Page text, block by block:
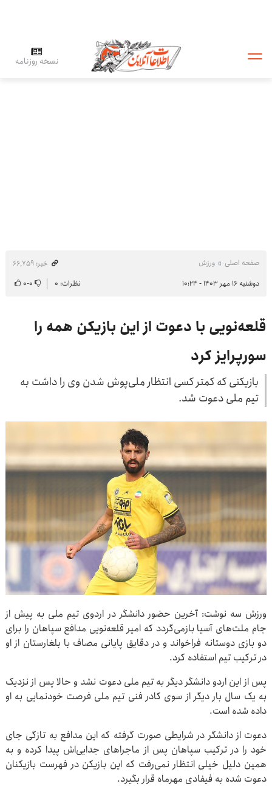
نسخه روزنامه
صفحه اصلی ورزش
خبر: ۶۶٬۷۵۹
دوشنبه ۱۶ مهر ۱۴۰۳ - ۱۰:۲۴
نظرات: ۰ ۰-۰
قلعه‌نویی با دعوت از این بازیکن همه را
سورپرایز کرد
بازیکنی که کمتر کسی انتظار ملی‌پوش شدن وی را داشت به
تیم ملی دعوت شد.
ورزش سه نوشت: آخرین حضور دانشگر در اردوی تیم ملی به پیش از
جام ملت‌های آسیا بازمی‌گردد که امیر قلعه‌نویی مدافع سپاهان را برای
دو بازی دوستانه فراخواند و در دقایق پایانی مصاف با بلغارستان از او
در ترکیب تیم استفاده کرد.
پس از این اردو دانشگر دیگر به تیم ملی دعوت نشد و حالا پس از نزدیک
به یک سال بار دیگر از سوی کادر فنی تیم ملی فرصت خودنمایی به او
داده شده است.
دعوت از دانشگر در شرایطی صورت گرفته که این مدافع به تازگی جای
خود را در ترکیب سپاهان پس از ماجراهای جدایی‌اش پیدا کرده و به
همین دلیل خیلی انتظار نمی‌رفت که این بازیکن در فهرست بازیکنان
دعوت شده به فیفادی مهرماه قرار بگیرد.